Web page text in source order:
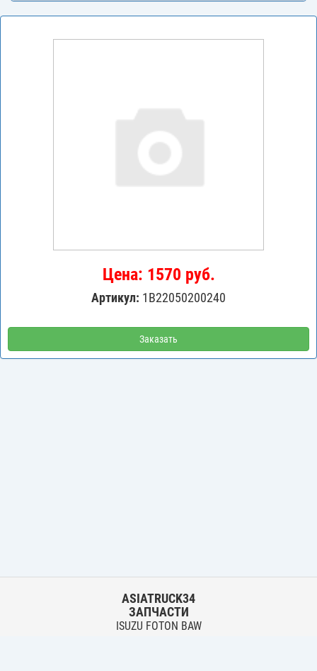
Цена: 1570 руб.
Артикул: 1B22050200240
Заказать
ASIATRUCK34
ЗАПЧАСТИ
ISUZU FOTON BAW